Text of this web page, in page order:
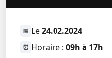
📅 Le24.02.2024
⏰ Horaire : 09h à 17h